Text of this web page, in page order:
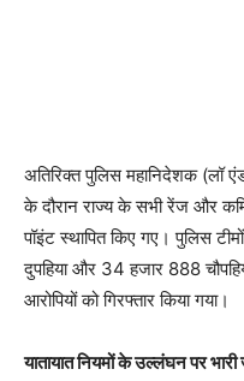
अतिरिक्त पुलिस महानिदेशक (लॉ
के दौरान राज्य के सभी रेंज और
पॉइंट स्थापित किए गए। पुलिस
दुपहिया और 34 हजार 888
आरोपियों को गिरफ्तार किया गया।
यातायात नियमों के उल्लंघन पर भारी